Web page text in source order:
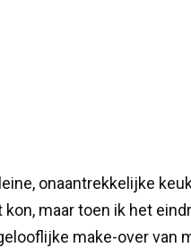
onaantrekkelijke
maar toen ik het
make-over van